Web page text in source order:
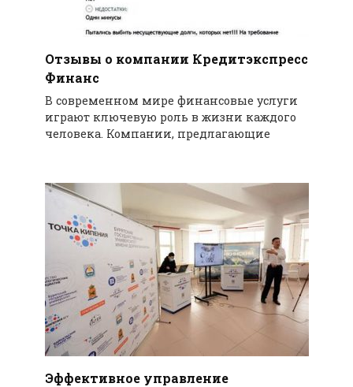
Отзывы о компании Кредитэкспресс
Финанс
В современном мире финансовые услуги
играют ключевую роль в жизни каждого
человека. Компании, предлагающие
Эффективное управление